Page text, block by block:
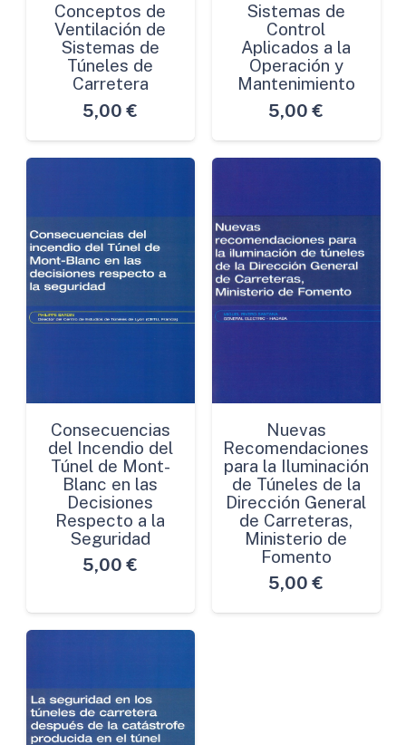
Conceptos de
Ventilación de
Sistemas de
Túneles de
Carretera
5,00 €
Sistemas de
Control
Aplicados a la
Operación y
Mantenimiento
5,00 €
Consecuencias
del Incendio del
Túnel de Mont-
Blanc en las
Decisiones
Respecto a la
Seguridad
5,00 €
Nuevas
Recomendaciones
para la Iluminación
de Túneles de la
Dirección General
de Carreteras,
Ministerio de
Fomento
5,00 €